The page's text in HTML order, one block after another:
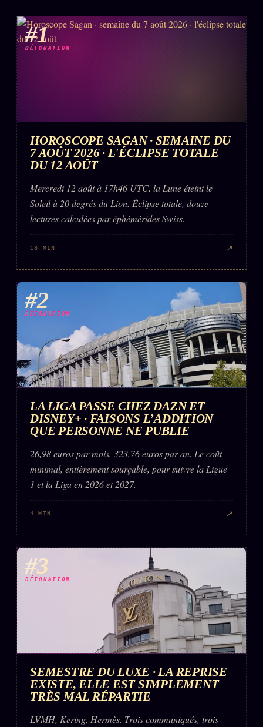
ÉDITORIAL ÉQUIPE + AUTEURS
Auteurs
Personas
Who is who
Qui baise qui
+18
Signatures
Studios
PRATIQUE + LÉGAL
Archive complète
Récents
À la une
Recherche ⌕
Tous les tags
Nous écrire
Presse
Business
FAQ
Mentions légales
#1
DÉTONATION
HOROSCOPE SAGAN · SEMAINE DU
7 AOÛT 2026 · L'ÉCLIPSE TOTALE
DU 12 AOÛT
Mercredi 12 août à 17h46 UTC, la Lune éteint le
Soleil à 20 degrés du Lion. Éclipse totale, douze
lectures calculées par éphémérides Swiss.
18 MIN ↗
#2
DÉTONATION
LA LIGA PASSE CHEZ DAZN ET
DISNEY+ · FAISONS L’ADDITION
QUE PERSONNE NE PUBLIE
26,98 euros par mois, 323,76 euros par an. Le coût
minimal, entièrement sourçable, pour suivre la Ligue
1 et la Liga en 2026 et 2027.
4 MIN ↗
#3
DÉTONATION
SEMESTRE DU LUXE · LA REPRISE
EXISTE, ELLE EST SIMPLEMENT
TRÈS MAL RÉPARTIE
LVMH, Kering, Hermès. Trois communiqués, trois